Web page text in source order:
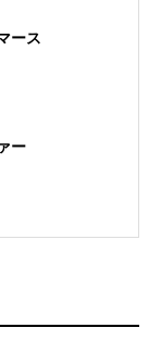
ース
ー